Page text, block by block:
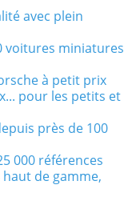
avec plein
voitures miniatures
à petit prix
pour les petits et
près de 100
000 références
de gamme,